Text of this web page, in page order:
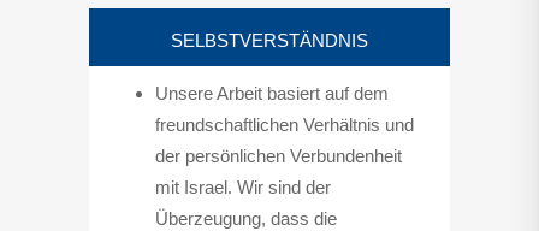
SELBSTVERSTÄNDNIS
Unsere Arbeit basiert auf dem
freundschaftlichen Verhältnis und
der persönlichen Verbundenheit
mit Israel. Wir sind der
Überzeugung, dass die